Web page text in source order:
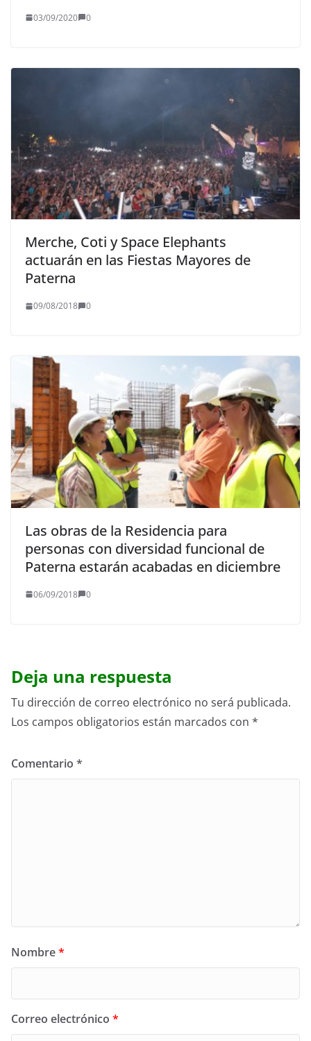
03/09/2020 0
Merche, Coti y Space Elephants
actuarán en las Fiestas Mayores de
Paterna
09/08/2018 0
Las obras de la Residencia para
personas con diversidad funcional de
Paterna estarán acabadas en diciembre
06/09/2018 0
Deja una respuesta
Tu dirección de correo electrónico no será publicada.
Los campos obligatorios están marcados con *
Comentario *
Nombre*
Correo electrónico *